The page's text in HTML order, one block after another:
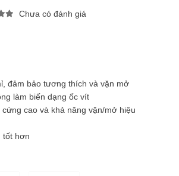
Chưa có đánh giá
đảm bảo tương thích và vặn mở
làm biến dạng ốc vít
cao và khả năng vặn/mở hiệu
tốt hơn